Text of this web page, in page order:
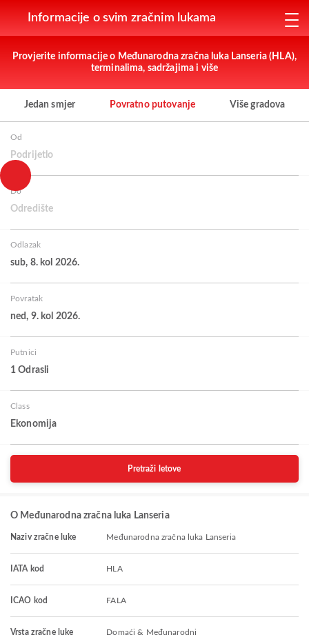
Informacije o svim zračnim lukama
Provjerite informacije o Međunarodna zračna luka Lanseria (HLA),
terminalima, sadržajima i više
Jedan smjer Povratno putovanje Više gradova
Od
Podrijetlo
Do
Odredište
Odlazak
sub, 8. kol 2026.
Povratak
ned, 9. kol 2026.
Putnici
1 Odrasli
Class
Ekonomija
Pretraži letove
O Međunarodna zračna luka Lanseria
Naziv zračne luke Međunarodna zračna luka Lanseria
IATA kod HLA
ICAO kod FALA
Vrsta zračne luke Domaći & Međunarodni